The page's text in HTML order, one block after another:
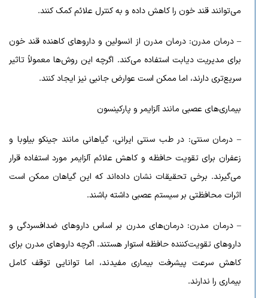
می‌توانند قند خون را کاهش داده و به کنترل علائم کمک کنند.
– درمان مدرن: درمان مدرن از انسولین و داروهای کاهنده قند خون
برای مدیریت دیابت استفاده می‌کند. اگرچه این روش‌ها معمولاً تاثیر
سریع‌تری دارند، اما ممکن است عوارض جانبی نیز ایجاد کنند.
بیماری‌های عصبی مانند آلزایمر و پارکینسون
– درمان سنتی: در طب سنتی ایرانی، گیاهانی مانند جینکو بیلوبا و
زعفران برای تقویت حافظه و کاهش علائم آلزایمر مورد استفاده قرار
می‌گیرند. برخی تحقیقات نشان داده‌اند که این گیاهان ممکن است
اثرات محافظتی بر سیستم عصبی داشته باشند.
– درمان مدرن: درمان‌های مدرن بر اساس داروهای ضدافسردگی و
داروهای تقویت‌کننده حافظه استوار هستند. اگرچه داروهای مدرن برای
کاهش سرعت پیشرفت بیماری مفیدند، اما توانایی توقف کامل
بیماری را ندارند.